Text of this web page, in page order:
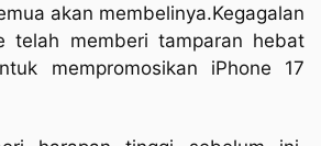
akan membelinya.Kegagalan
telah memberi tamparan hebat
mempromosikan iPhone 17